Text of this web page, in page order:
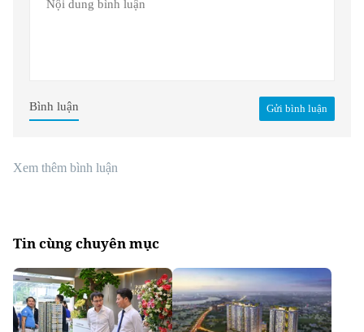
Gửi bình luận
Bình luận
Xem thêm bình luận
Tin cùng chuyên mục